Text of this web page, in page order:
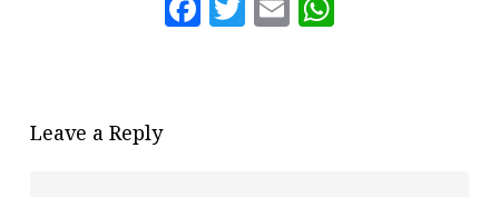
Leave a Reply